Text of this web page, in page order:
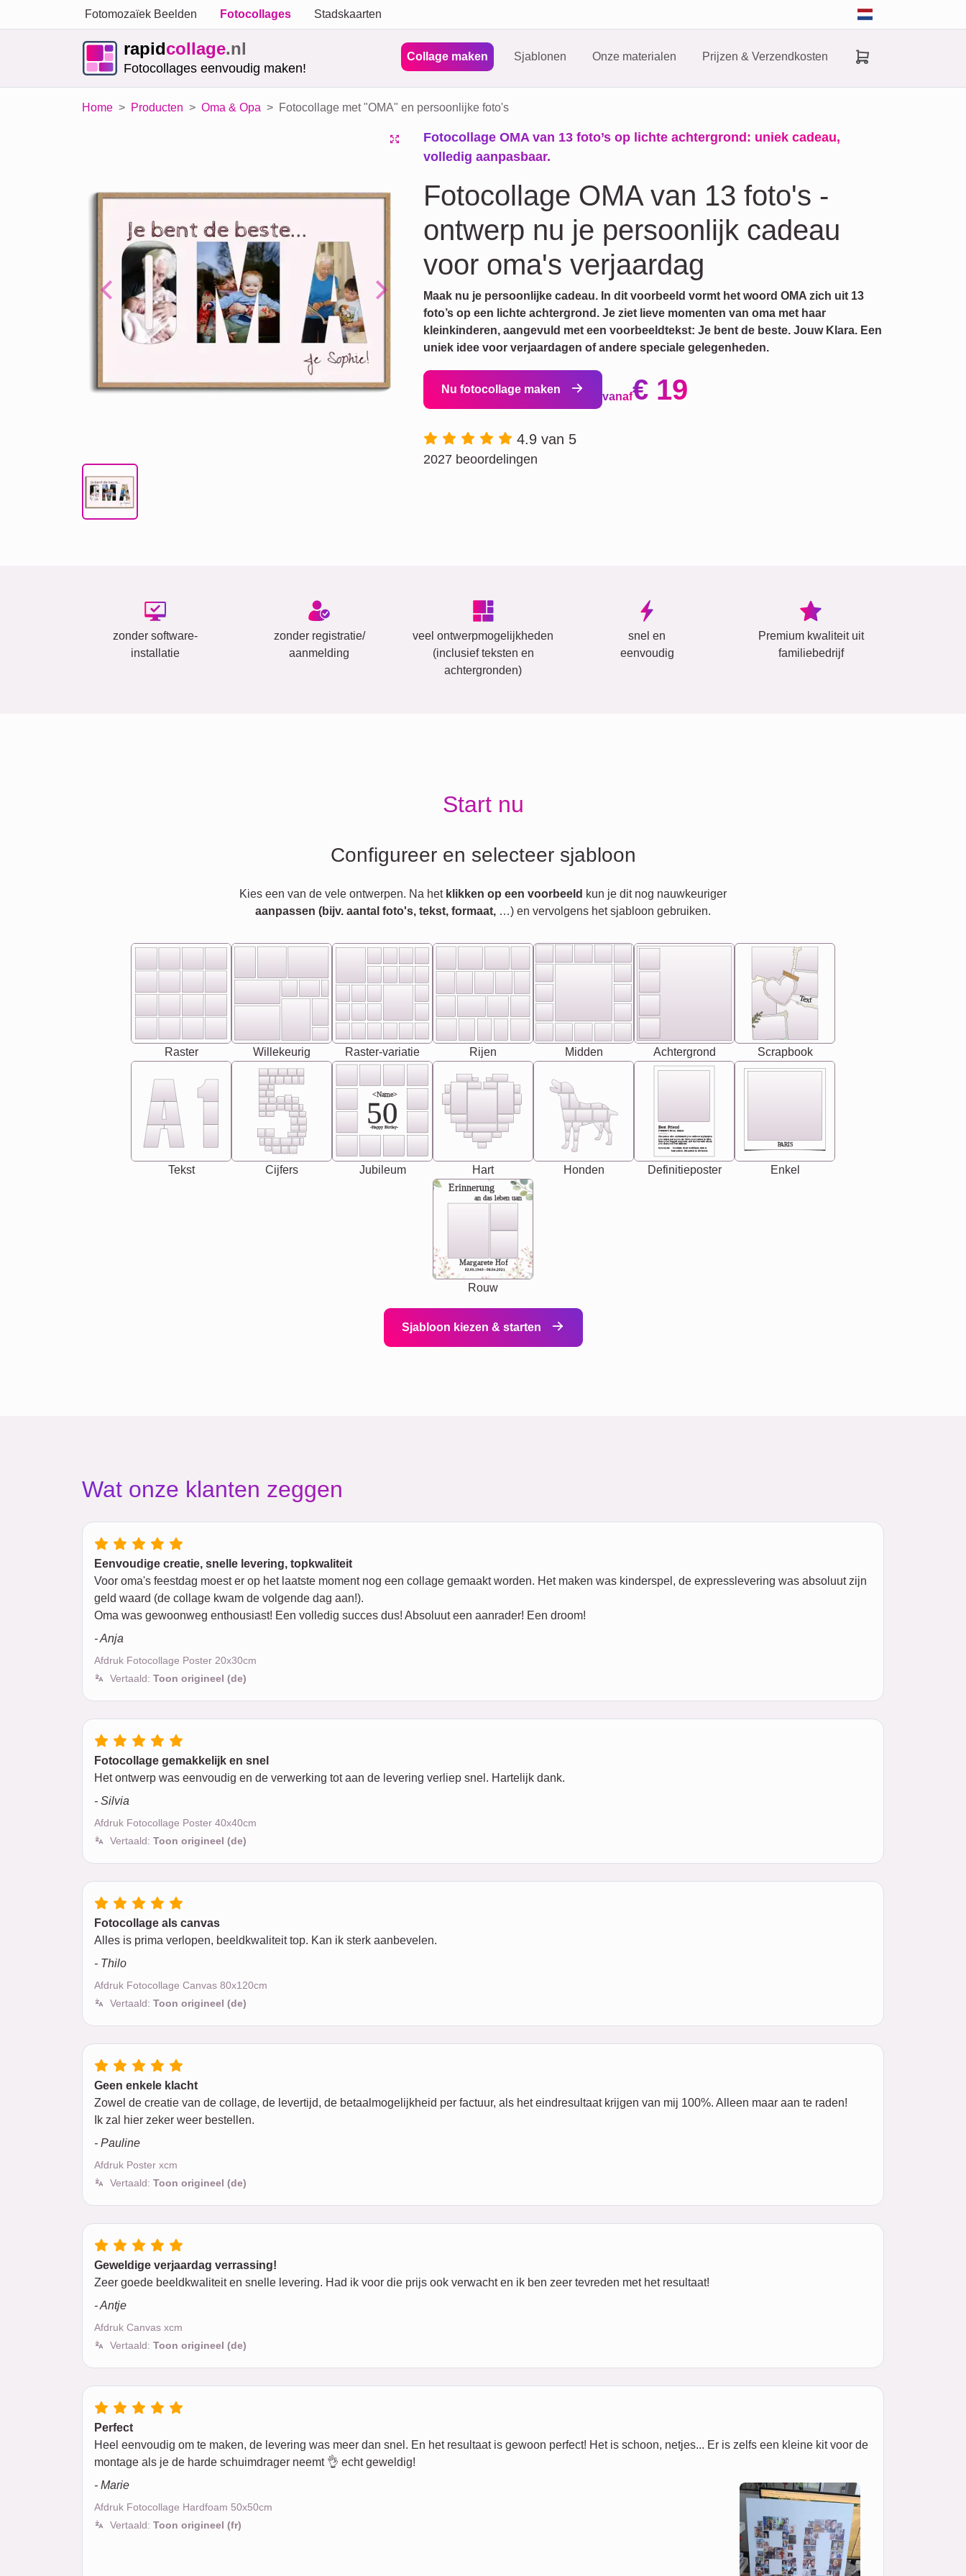
Fotomozaïek Beelden Fotocollages Stadskaarten
rapidcollage.nl
Fotocollages eenvoudig maken!
Collage maken Sjablonen Onze materialen Prijzen & Verzendkosten
Home Producten Oma & Opa Fotocollage met "OMA" en persoonlijke foto's
Previous Next
Fotocollage OMA van 13 foto’s op lichte achtergrond: uniek cadeau,
volledig aanpasbaar.
Fotocollage OMA van 13 foto's -
ontwerp nu je persoonlijk cadeau
voor oma's verjaardag
Maak nu je persoonlijke cadeau. In dit voorbeeld vormt het woord OMA zich uit 13
foto’s op een lichte achtergrond. Je ziet lieve momenten van oma met haar
kleinkinderen, aangevuld met een voorbeeldtekst: Je bent de beste. Jouw Klara. Een
uniek idee voor verjaardagen of andere speciale gelegenheden.
Nu fotocollage maken
vanaf€ 19
4.9 van 5
2027 beoordelingen
zonder software-
installatie
zonder registratie/
aanmelding
veel ontwerpmogelijkheden
(inclusief teksten en
achtergronden)
snel en
eenvoudig
Premium kwaliteit uit
familiebedrijf
Start nu
Configureer en selecteer sjabloon
Kies een van de vele ontwerpen. Na het klikken op een voorbeeld kun je dit nog nauwkeuriger
aanpassen (bijv. aantal foto's, tekst, formaat, …) en vervolgens het sjabloon gebruiken.
Raster Willekeurig Raster-variatie Rijen Midden Achtergrond
Text
Scrapbook
Tekst Cijfers
<Name>
50
-Happy Birday-
Jubileum Hart Honden
Best Friend
[<NAME>] Noun, feminie
Synonyms: Soulmate, closet confidante, sister at
heart person, life partner in adventure.
The person who understands you without explanation
you accepts just as you are. She's your partner in life's,
chaos your biggest supporter, and the one with whom
you share your best memories.
Definitieposter
PARIS
Enkel
Erinnerung
an das leben uan
Margarete Hof
02.05.1940 - 08.04.2021
Rouw
Sjabloon kiezen & starten
Wat onze klanten zeggen
Eenvoudige creatie, snelle levering, topkwaliteit
Voor oma's feestdag moest er op het laatste moment nog een collage gemaakt worden. Het maken was kinderspel, de expresslevering was absoluut zijn
geld waard (de collage kwam de volgende dag aan!).
Oma was gewoonweg enthousiast! Een volledig succes dus! Absoluut een aanrader! Een droom!
- Anja
Afdruk Fotocollage Poster 20x30cm
Vertaald: Toon origineel (de)
Fotocollage gemakkelijk en snel
Het ontwerp was eenvoudig en de verwerking tot aan de levering verliep snel. Hartelijk dank.
- Silvia
Afdruk Fotocollage Poster 40x40cm
Vertaald: Toon origineel (de)
Fotocollage als canvas
Alles is prima verlopen, beeldkwaliteit top. Kan ik sterk aanbevelen.
- Thilo
Afdruk Fotocollage Canvas 80x120cm
Vertaald: Toon origineel (de)
Geen enkele klacht
Zowel de creatie van de collage, de levertijd, de betaalmogelijkheid per factuur, als het eindresultaat krijgen van mij 100%. Alleen maar aan te raden!
Ik zal hier zeker weer bestellen.
- Pauline
Afdruk Poster xcm
Vertaald: Toon origineel (de)
Geweldige verjaardag verrassing!
Zeer goede beeldkwaliteit en snelle levering. Had ik voor die prijs ook verwacht en ik ben zeer tevreden met het resultaat!
- Antje
Afdruk Canvas xcm
Vertaald: Toon origineel (de)
Perfect
Heel eenvoudig om te maken, de levering was meer dan snel. En het resultaat is gewoon perfect! Het is schoon, netjes... Er is zelfs een kleine kit voor de
montage als je de harde schuimdrager neemt 👌 echt geweldig!
- Marie
Afdruk Fotocollage Hardfoam 50x50cm
Vertaald: Toon origineel (fr)